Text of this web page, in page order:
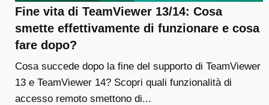
Fine vita di TeamViewer 13/14: Cosa
smette effettivamente di funzionare e cosa
fare dopo?
Cosa succede dopo la fine del supporto di TeamViewer
13 e TeamViewer 14? Scopri quali funzionalità di
accesso remoto smettono di...